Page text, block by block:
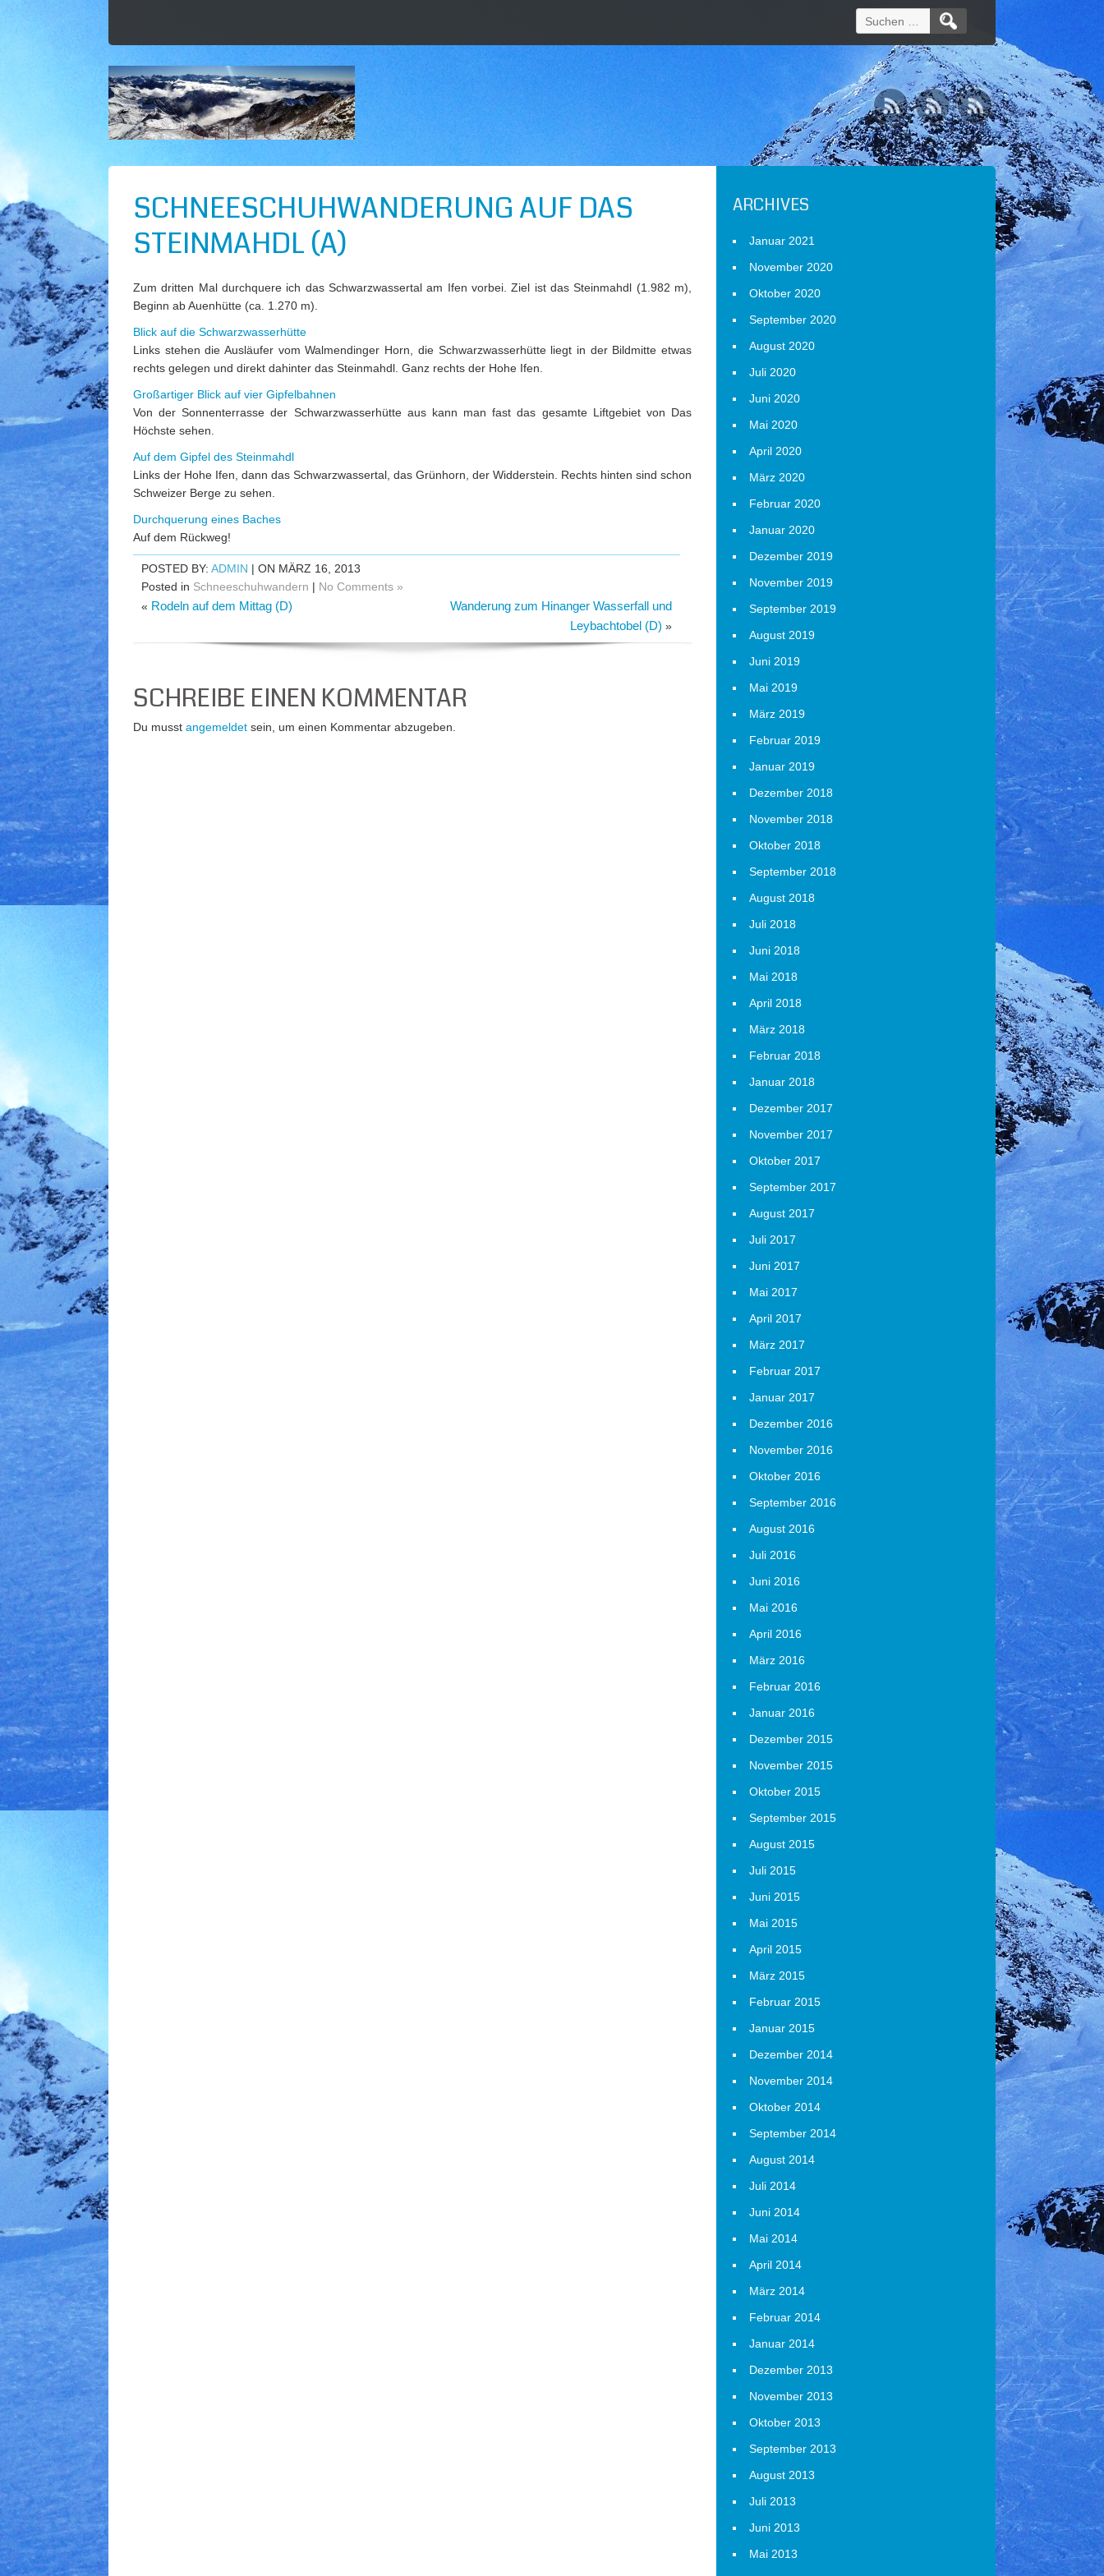
Suchen
nach:
SCHNEESCHUHWANDERUNG AUF DAS
STEINMAHDL (A)
Zum dritten Mal durchquere ich das Schwarzwassertal am Ifen vorbei. Ziel ist das Steinmahdl (1.982 m),
Beginn ab Auenhütte (ca. 1.270 m).
Blick auf die Schwarzwasserhütte
Links stehen die Ausläufer vom Walmendinger Horn, die Schwarzwasserhütte liegt in der Bildmitte etwas
rechts gelegen und direkt dahinter das Steinmahdl. Ganz rechts der Hohe Ifen.
Großartiger Blick auf vier Gipfelbahnen
Von der Sonnenterrasse der Schwarzwasserhütte aus kann man fast das gesamte Liftgebiet von Das
Höchste sehen.
Auf dem Gipfel des Steinmahdl
Links der Hohe Ifen, dann das Schwarzwassertal, das Grünhorn, der Widderstein. Rechts hinten sind schon
Schweizer Berge zu sehen.
Durchquerung eines Baches
Auf dem Rückweg!
POSTED BY: ADMIN | ON MÄRZ 16, 2013
Posted in Schneeschuhwandern | No Comments »
« Rodeln auf dem Mittag (D)
Wanderung zum Hinanger Wasserfall und
Leybachtobel (D) »
SCHREIBE EINEN KOMMENTAR
Du musst angemeldet sein, um einen Kommentar abzugeben.
ARCHIVES
Januar 2021
November 2020
Oktober 2020
September 2020
August 2020
Juli 2020
Juni 2020
Mai 2020
April 2020
März 2020
Februar 2020
Januar 2020
Dezember 2019
November 2019
September 2019
August 2019
Juni 2019
Mai 2019
März 2019
Februar 2019
Januar 2019
Dezember 2018
November 2018
Oktober 2018
September 2018
August 2018
Juli 2018
Juni 2018
Mai 2018
April 2018
März 2018
Februar 2018
Januar 2018
Dezember 2017
November 2017
Oktober 2017
September 2017
August 2017
Juli 2017
Juni 2017
Mai 2017
April 2017
März 2017
Februar 2017
Januar 2017
Dezember 2016
November 2016
Oktober 2016
September 2016
August 2016
Juli 2016
Juni 2016
Mai 2016
April 2016
März 2016
Februar 2016
Januar 2016
Dezember 2015
November 2015
Oktober 2015
September 2015
August 2015
Juli 2015
Juni 2015
Mai 2015
April 2015
März 2015
Februar 2015
Januar 2015
Dezember 2014
November 2014
Oktober 2014
September 2014
August 2014
Juli 2014
Juni 2014
Mai 2014
April 2014
März 2014
Februar 2014
Januar 2014
Dezember 2013
November 2013
Oktober 2013
September 2013
August 2013
Juli 2013
Juni 2013
Mai 2013